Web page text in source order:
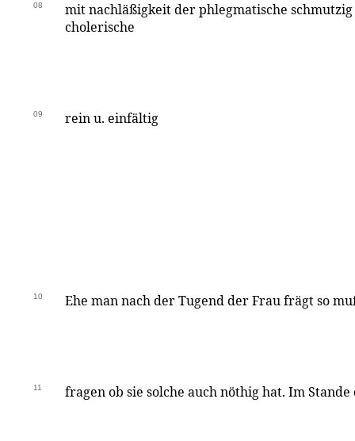
08
mit nachläßigkeit der phlegmatische
cholerische
09 rein u. einfältig
10 Ehe man nach der Tugend der Frau frägt so
11 fragen ob sie solche auch nöthig hat. Im